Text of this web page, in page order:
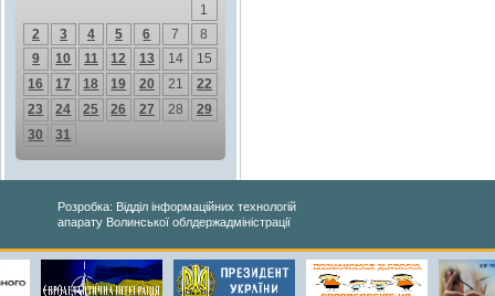
1
2
3 4 5 6 7
8
9
10 11 12 13 14
15
16
17 18 19 20 21
22
23
24 25 26 27 28
29
30
31
Розробка: Відділ інформаційних технологій
апарату Волинської облдержадміністрації